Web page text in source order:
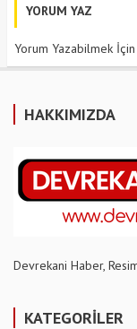
YORUM YAZ
Yorum Yazabilmek
HAKKIMIZDA
Devrekani Haber,
KATEGORİLER